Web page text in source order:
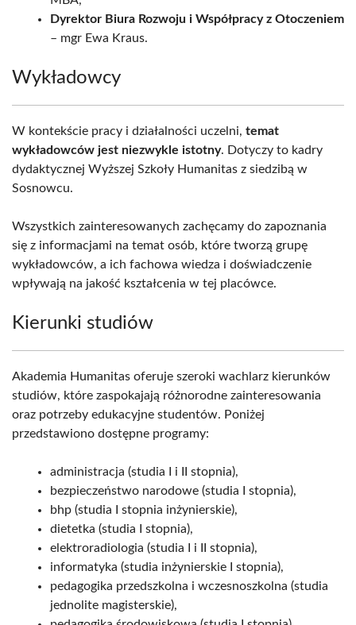
Dyrektor Biura Rozwoju i Współpracy z Otoczeniem
– mgr Ewa Kraus.
Wykładowcy
W kontekście pracy i działalności uczelni, temat
wykładowców jest niezwykle istotny. Dotyczy to kadry
dydaktycznej Wyższej Szkoły Humanitas z siedzibą w
Sosnowcu.
Wszystkich zainteresowanych zachęcamy do zapoznania
się z informacjami na temat osób, które tworzą grupę
wykładowców, a ich fachowa wiedza i doświadczenie
wpływają na jakość kształcenia w tej placówce.
Kierunki studiów
Akademia Humanitas oferuje szeroki wachlarz kierunków
studiów, które zaspokajają różnorodne zainteresowania
oraz potrzeby edukacyjne studentów. Poniżej
przedstawiono dostępne programy:
administracja (studia I i II stopnia),
bezpieczeństwo narodowe (studia I stopnia),
bhp (studia I stopnia inżynierskie),
dietetka (studia I stopnia),
elektroradiologia (studia I i II stopnia),
informatyka (studia inżynierskie I stopnia),
pedagogika przedszkolna i wczesnoszkolna (studia
jednolite magisterskie),